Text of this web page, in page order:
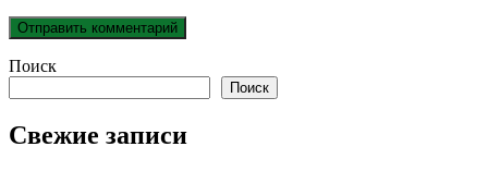
Поиск
Поиск
Свежие записи